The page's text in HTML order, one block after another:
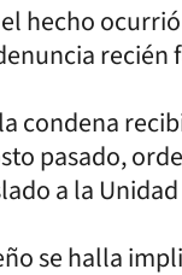
hecho
recién
condena
pasado,
a la Unidad
se halla